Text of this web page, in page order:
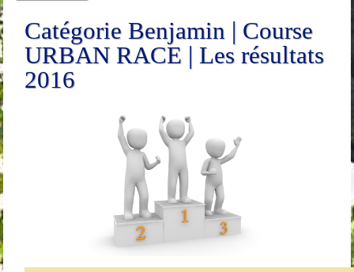
Catégorie Benjamin | Course
URBAN RACE | Les résultats
2016